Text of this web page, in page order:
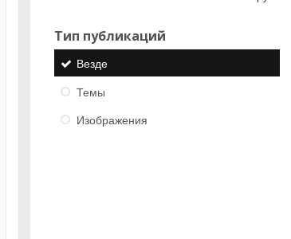
Тип публикаций
Везде
Темы
Изображения